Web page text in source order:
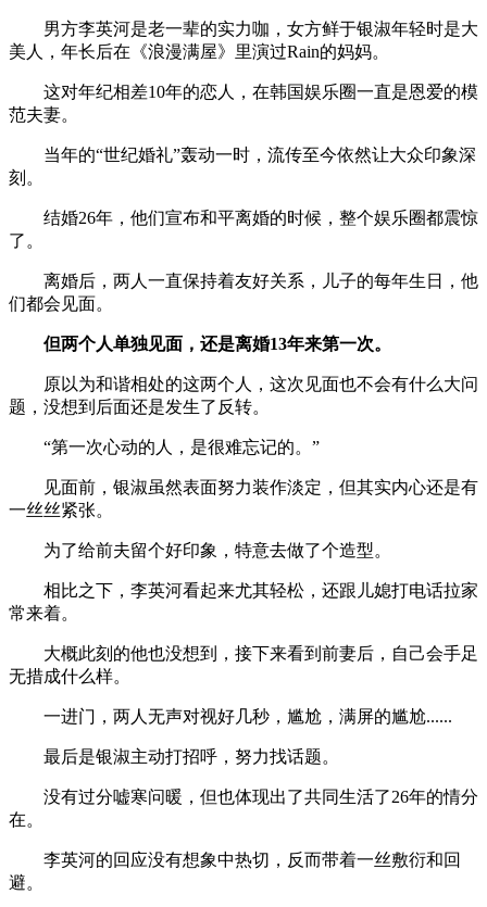
男方李英河是老一辈的实力咖，女方鲜于银淑年轻时是大
美人，年长后在《浪漫满屋》里演过Rain的妈妈。
这对年纪相差10年的恋人，在韩国娱乐圈一直是恩爱的模
范夫妻。
当年的“世纪婚礼”轰动一时，流传至今依然让大众印象深
刻。
结婚26年，他们宣布和平离婚的时候，整个娱乐圈都震惊
了。
离婚后，两人一直保持着友好关系，儿子的每年生日，他
们都会见面。
但两个人单独见面，还是离婚13年来第一次。
原以为和谐相处的这两个人，这次见面也不会有什么大问
题，没想到后面还是发生了反转。
“第一次心动的人，是很难忘记的。”
见面前，银淑虽然表面努力装作淡定，但其实内心还是有
一丝丝紧张。
为了给前夫留个好印象，特意去做了个造型。
相比之下，李英河看起来尤其轻松，还跟儿媳打电话拉家
常来着。
大概此刻的他也没想到，接下来看到前妻后，自己会手足
无措成什么样。
一进门，两人无声对视好几秒，尴尬，满屏的尴尬......
最后是银淑主动打招呼，努力找话题。
没有过分嘘寒问暖，但也体现出了共同生活了26年的情分
在。
李英河的回应没有想象中热切，反而带着一丝敷衍和回
避。